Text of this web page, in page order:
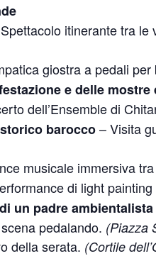
itinerante tra
giostra a pedali
e delle mostre
dell’Ensemble di
barocco– Visita
musicale immersiva
di light
un padre ambientalista
pedalando. (Piazza
della serata. (Cortile